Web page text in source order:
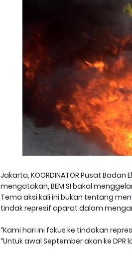
Jakarta, KOORDINATOR Pusat
mengatakan, BEM SI bakal
Tema aksi kali ini bukan tentang
tindak represif aparat dalam
“Kami hari ini fokus ke tindakan
“Untuk awal September akan ke DPR